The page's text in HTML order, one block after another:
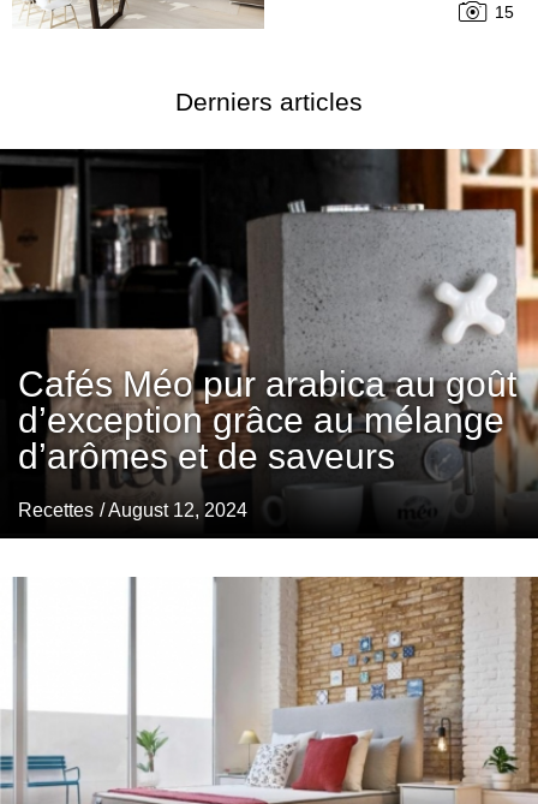
15
Derniers articles
Cafés Méo pur arabica au goût
d’exception grâce au mélange
d’arômes et de saveurs
Recettes / August 12, 2024